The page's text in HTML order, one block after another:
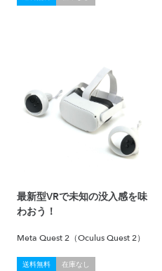
最新型VRで未知の没入感を味
わおう！
Meta Quest 2（Oculus Quest 2）
送料無料 在庫なし